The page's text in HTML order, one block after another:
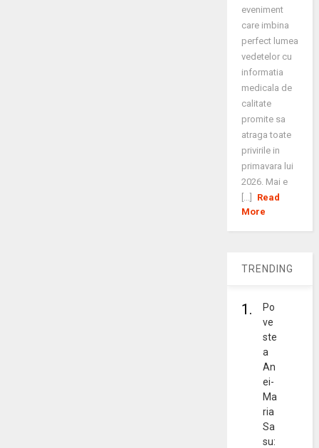
eveniment
care imbina
perfect lumea
vedetelor cu
informatia
medicala de
calitate
promite sa
atraga toate
privirile in
primavara lui
2026. Mai e
[...]
Read
More
TRENDING
1.
Po
ve
ste
a
An
ei-
Ma
ria
Sa
su: